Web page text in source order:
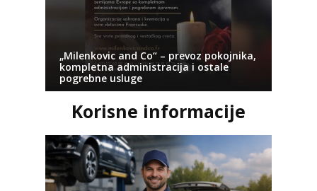
„Milenkovic and Co“ – prevoz pokojnika,
kompletna administracija i ostale
pogrebne usluge
Korisne informacije